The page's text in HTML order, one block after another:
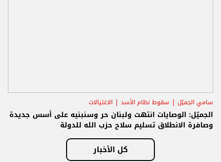
سامي الجميّل سقوط نظام الأسد الاغتيالات
الجميّل: الوصايات انتهت ولبنان حر وسنبنيه على أسس جديدة
وصافرة الانطلاق تسليم سلاح حزب الله للدولة
كل الأخبار